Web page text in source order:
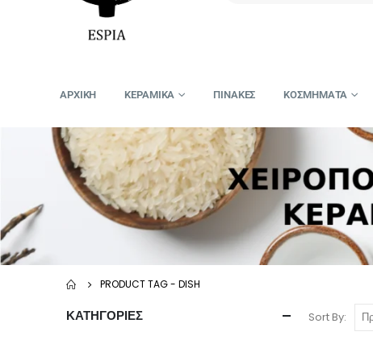
ΑΡΧΙΚΗ ΚΕΡΑΜΙΚΑ ΠΙΝΑΚΕΣ ΚΟΣΜΗΜΑΤΑ
PRODUCT TAG - DISH
Sort By:
ΚΑΤΗΓΟΡΙΕΣ